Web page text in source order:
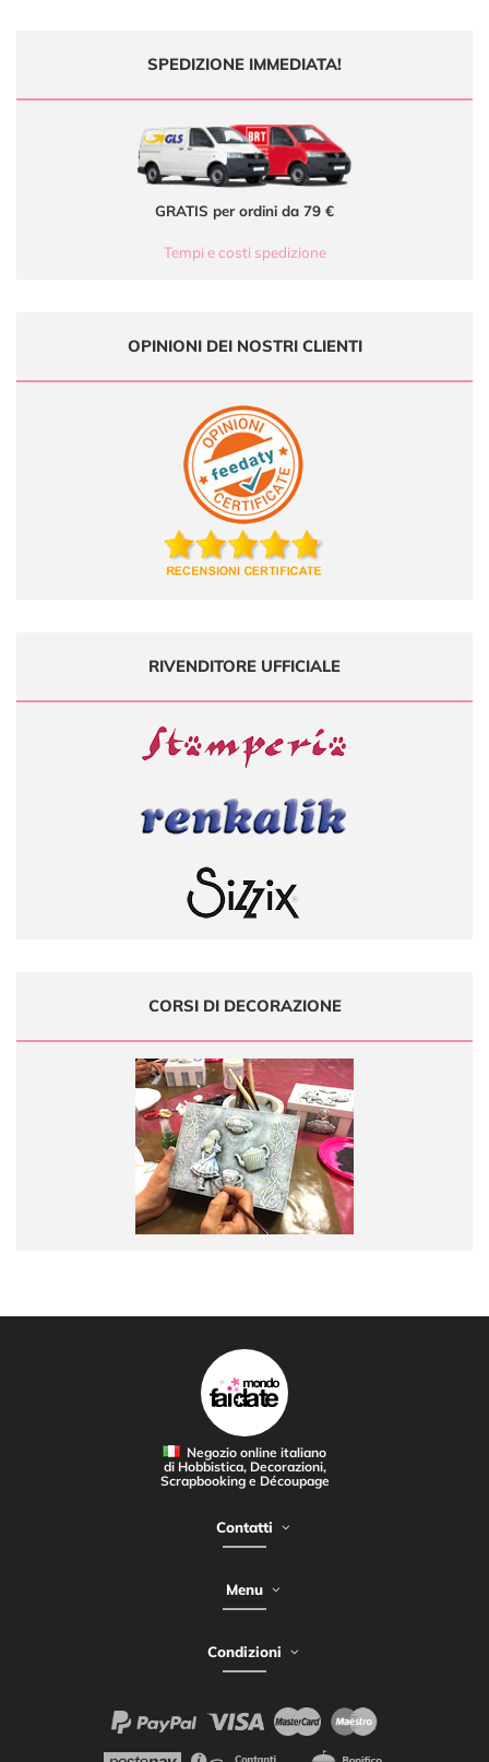
SPEDIZIONE IMMEDIATA!
GRATIS per ordini da 79 €
Tempi e costi spedizione
OPINIONI DEI NOSTRI CLIENTI
RIVENDITORE UFFICIALE
CORSI DI DECORAZIONE
Negozio online italiano
di Hobbistica, Decorazioni,
Scrapbooking e Découpage
Contatti
Menu
Condizioni